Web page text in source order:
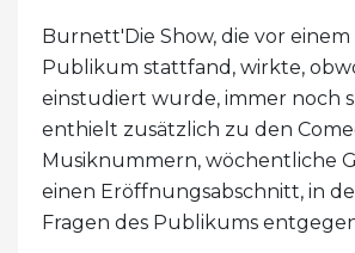
Burnett'Die Show, die vor einem
Publikum stattfand, wirkte,
einstudiert wurde, immer noch
enthielt zusätzlich zu den
Musiknummern, wöchentliche
einen Eröffnungsabschnitt, in
Fragen des Publikums